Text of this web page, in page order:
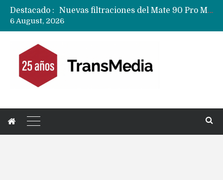
Destacado :
Google acaba definitivamente el truco para pagar con NFC en celulares Xiaomi, Oppo, Vivo y Huawei con ROM china
6 August, 2026